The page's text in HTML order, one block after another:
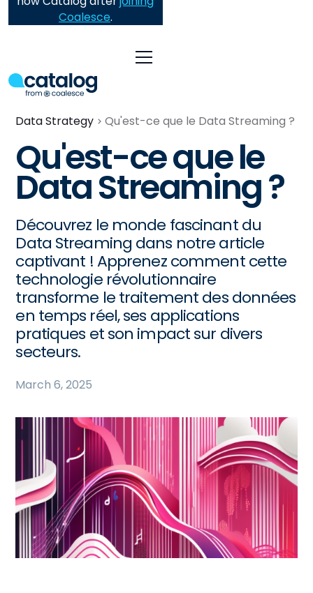
Coalesce.
Data Strategy Qu'est-ce que le Data Streaming ?
Qu'est-ce que le
Data Streaming ?
Découvrez le monde fascinant du
Data Streaming dans notre article
captivant ! Apprenez comment cette
technologie révolutionnaire
transforme le traitement des données
en temps réel, ses applications
pratiques et son impact sur divers
secteurs.
March 6, 2025